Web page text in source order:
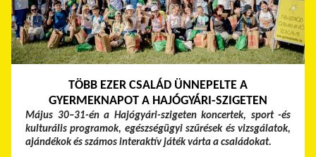
TÖBB EZER CSALÁD ÜNNEPELTE A
GYERMEKNAPOT A HAJÓGYÁRI-SZIGETEN
Május 30–31-én a Hajógyári-szigeten koncertek, sport -és
kulturális programok, egészségügyi szűrések és vizsgálatok,
ajándékok és számos interaktív játék várta a családokat.